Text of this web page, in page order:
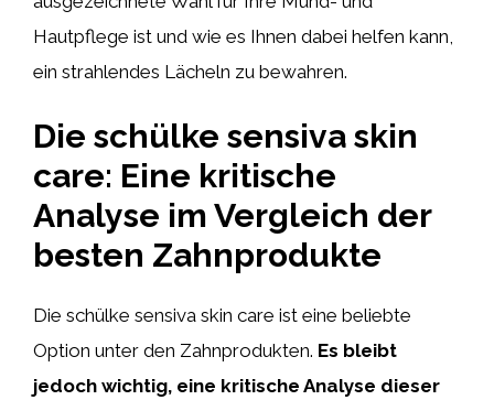
Hautpflege ist und wie es Ihnen dabei helfen kann,
ein strahlendes Lächeln zu bewahren.
Die schülke sensiva skin
care: Eine kritische
Analyse im Vergleich der
besten Zahnprodukte
Die schülke sensiva skin care ist eine beliebte
Option unter den Zahnprodukten. Es bleibt
jedoch wichtig, eine kritische Analyse dieser